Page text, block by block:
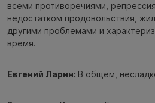
всеми противоречиями,
недостатком продовольствия,
другими проблемами и
время.
Евгений Ларин: В общем,